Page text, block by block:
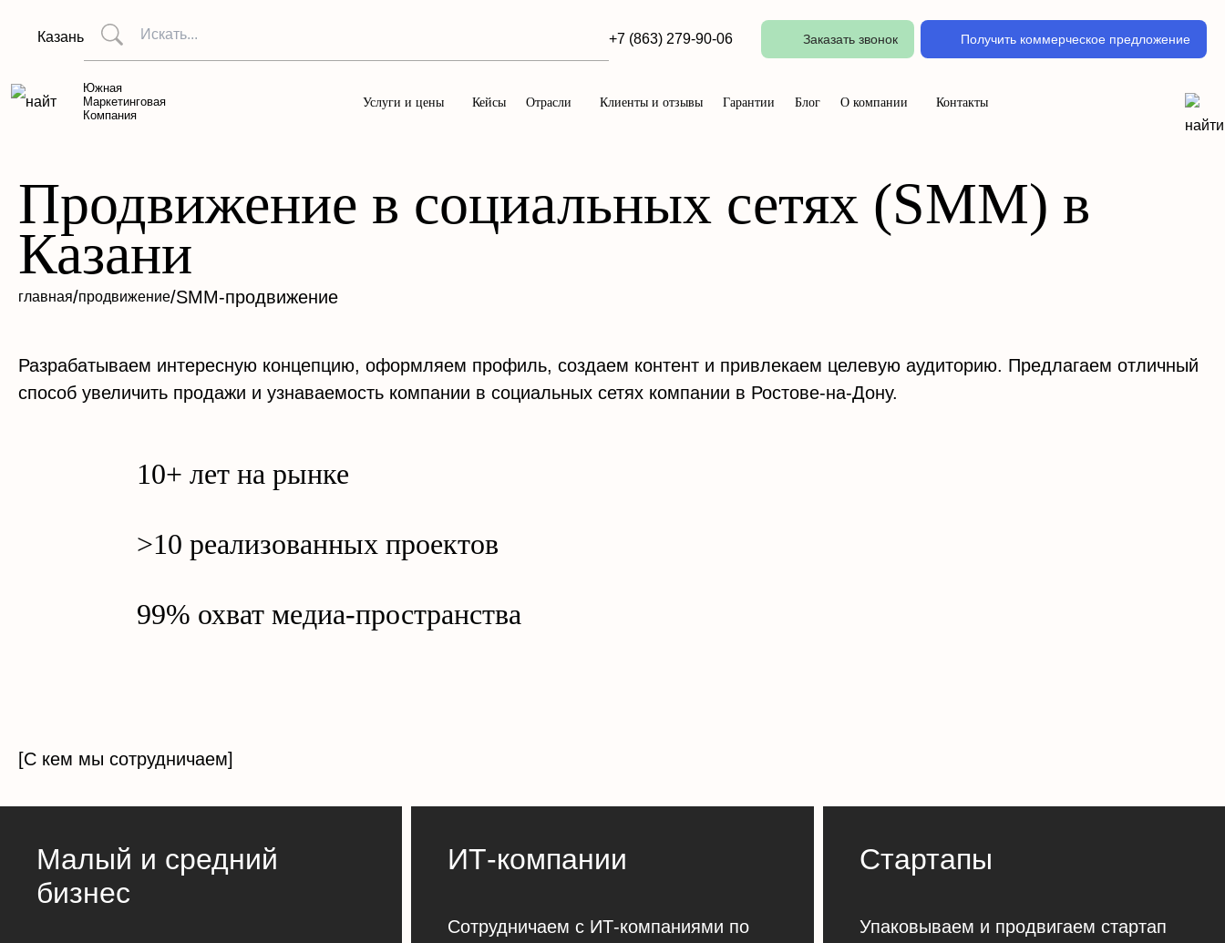
Казань +7 (863) 279-90-06 Заказать звонок Получить коммерческое предложение
Южная
Маркетинговая
Компания
Услуги и цены Кейсы Отрасли Клиенты и отзывы Гарантии Блог О компании Контакты
Продвижение в социальных сетях (SMM) в
Казани
главная/продвижение/SMM-продвижение
Разрабатываем интересную концепцию, оформляем профиль, создаем контент и привлекаем целевую аудиторию. Предлагаем отличный
способ увеличить продажи и узнаваемость компании в социальных сетях компании в Ростове-на-Дону.
10+ лет на рынке
>10 реализованных проектов
99% охват медиа-пространства
[С кем мы сотрудничаем]
Малый и средний
бизнес
ИТ-компании
Сотрудничаем с ИТ-компаниями по
Стартапы
Упаковываем и продвигаем стартап